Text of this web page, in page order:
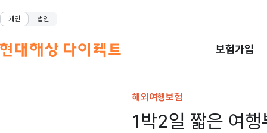
개인 법인
보험가입
해외여행보험
1박2일 짧은 여